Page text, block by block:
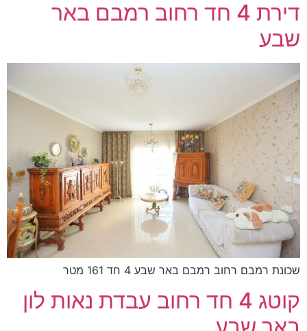
דירת 4 חד רחוב רמבם באר
שבע
שכונת רמבם רחוב רמבם באר שבע 4 חד 161 מטר
קוטג 4 חד רחוב עבדת נאות לון